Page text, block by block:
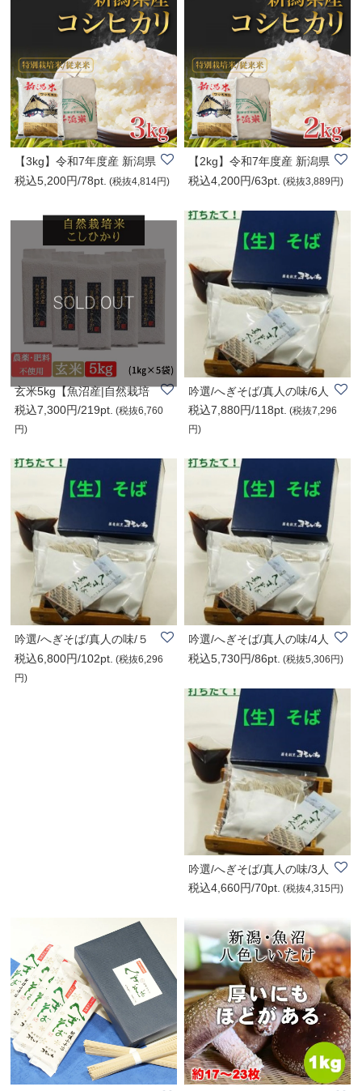
【3kg】令和7年度産 新潟県
産新米コシヒ..
税込5,200円/78pt. (税抜4,814円)
【2kg】令和7年度産 新潟県
産 新米コシヒ..
税込4,200円/63pt. (税抜3,889円)
玄米5kg【魚沼産|自然栽培
米コシヒカリ】..
税込7,300円/219pt. (税抜6,760
円)
吟選/へぎそば/真人の味/6人
前
税込7,880円/118pt. (税抜7,296
円)
吟選/へぎそば/真人の味/５
人前
税込6,800円/102pt. (税抜6,296
円)
吟選/へぎそば/真人の味/4人
前
税込5,730円/86pt. (税抜5,306円)
吟選/へぎそば/真人の味/3人
前
税込4,660円/70pt. (税抜4,315円)